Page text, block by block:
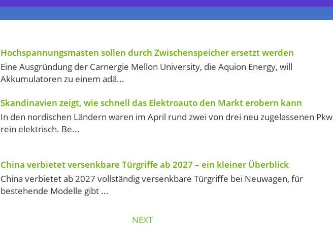
Hochspannungsmasten sollen durch Zwischenspeicher ersetzt werden
Eine Ausgründung der Carnergie Mellon University, die Aquion Energy, will
Akkumulatoren zu einem adä...
Skandinavien zeigt, wie schnell das Elektroauto den Markt erobern kann
In den nordischen Ländern waren im April rund zwei von drei neu zugelassenen Pkw
rein elektrisch. Be...
China verbietet versenkbare Türgriffe ab 2027 – ein kleiner Überblick
China verbietet ab 2027 vollständig versenkbare Türgriffe bei Neuwagen, für
bestehende Modelle gibt ...
NEXT